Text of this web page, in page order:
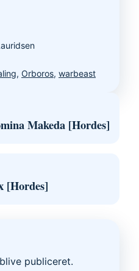
, Orboros, warbeast
Makeda [Hordes]
[Hordes]
publiceret.